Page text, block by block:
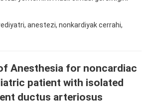
anestezi, nonkardiyak cerrahi,
Anesthesia for noncardiac
patient with isolated
ductus arteriosus